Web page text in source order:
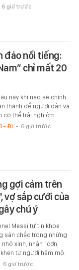
6 giờ trước
đảo nổi tiếng:
chỉ mất 20
này khi nào sẽ chính
thành để người dân và
có thể trải nghiệm.
- ĐI - 6 giờ trước
gợi cảm trên
vợ sắp cưới của
chú ý
Messi tự tin khoe
săn chắc trong những
xinh, nhận "cơn
từ người hâm mộ.
6 giờ trước